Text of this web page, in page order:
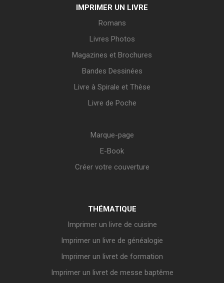
IMPRIMER UN LIVRE
Romans
Livres Photos
Magazines et Brochures
Bandes Dessinées
Livre à Spirale et Thèse
Livre de Poche
Marque-page
E-Book
Créer votre couverture
THÉMATIQUE
Imprimer un livre de cuisine
Imprimer un livre de généalogie
Imprimer un livret de formation
Imprimer un livret de messe baptême